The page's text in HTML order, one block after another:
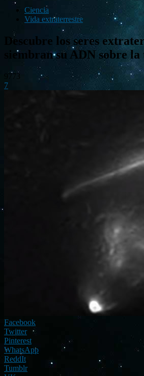
Ciencia
Vida extraterrestre
Descubre los seres
siembran su ADN sobre
9773
7
Facebook
Twitter
Pinterest
WhatsApp
ReddIt
Tumblr